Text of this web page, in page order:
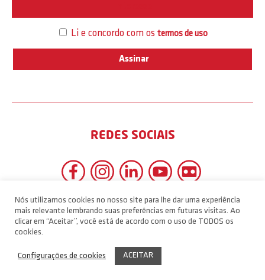
Li e concordo com os termos de uso
REDES SOCIAIS
Nós utilizamos cookies no nosso site para lhe dar uma experiência
mais relevante lembrando suas preferências em futuras visitas. Ao
clicar em “Aceitar”, você está de acordo com o uso de TODOS os
cookies.
Configurações de cookies ACEITAR